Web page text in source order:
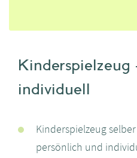
Kinderspielzeug
individuell
Kinderspielzeug
persönlich und